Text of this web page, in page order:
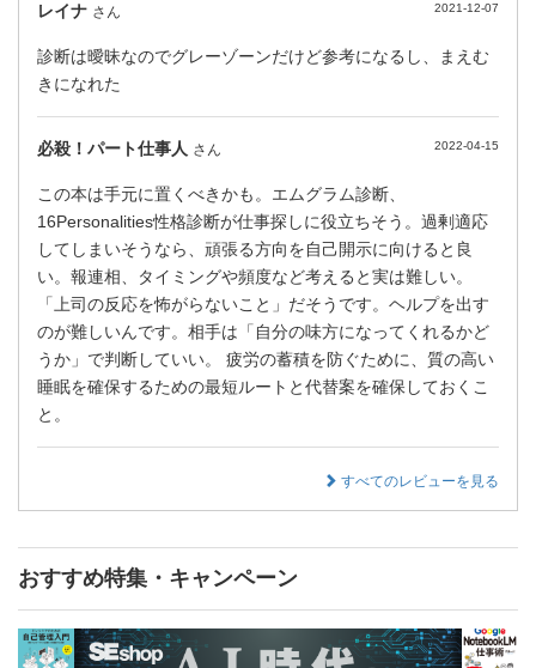
レイナ さん 2021-12-07
診断は曖昧なのでグレーゾーンだけど参考になるし、まえむ
きになれた
必殺！パート仕事人 さん 2022-04-15
この本は手元に置くべきかも。エムグラム診断、
16Personalities性格診断が仕事探しに役立ちそう。過剰適応
してしまいそうなら、頑張る方向を自己開示に向けると良
い。報連相、タイミングや頻度など考えると実は難しい。
「上司の反応を怖がらないこと」だそうです。ヘルプを出す
のが難しいんです。相手は「自分の味方になってくれるかど
うか」で判断していい。 疲労の蓄積を防ぐために、質の高い
睡眠を確保するための最短ルートと代替案を確保しておくこ
と。
すべてのレビューを見る
おすすめ特集・キャンペーン